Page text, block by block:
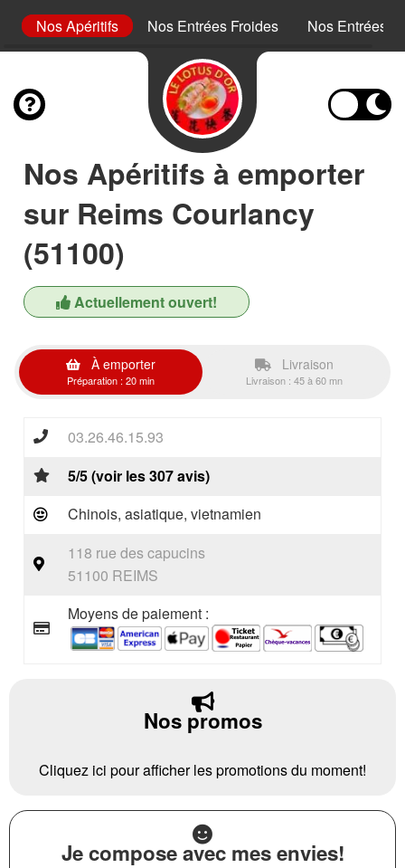
Nos Apéritifs Nos Entrées Froides Nos Entrées
Nos Apéritifs à emporter
sur Reims Courlancy
(51100)
Actuellement ouvert!
À emporter
Préparation : 20 min
Livraison
Livraison : 45 à 60 mn
03.26.46.15.93
5/5 (voir les 307 avis)
Chinois, asiatique, vietnamien
118 rue des capucins
51100 REIMS
Moyens de paiement :
Nos promos
Cliquez ici pour afficher les promotions du moment!
Je compose avec mes envies!